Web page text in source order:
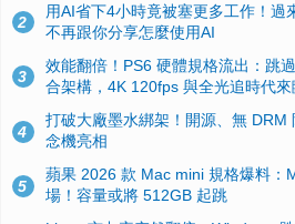
2
用AI省下4小時竟被塞更多工作！過
不再跟你分享怎麼使用AI
3
效能翻倍！PS6 硬體規格流出：跳
合架構，4K 120fps 與全光追時代來
4
打破大廠墨水綁架！開源、無
念機亮相
5
蘋果 2026 款 Mac mini 規格爆料：
場！容量或將 512GB 起跳